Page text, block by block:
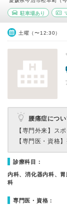
駐車場あり
土曜（〜12:30）
腰痛症につい
【専門外来】 ス
【専門医・資格】
診療科目：
内科、消化器内科、
科
専門医・資格：